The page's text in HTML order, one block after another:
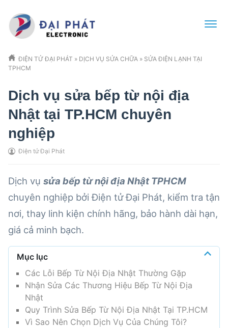
ĐIỆN TỬ ĐẠI PHÁT » DỊCH VỤ SỬA CHỮA » SỬA ĐIỆN LẠNH TẠI
TPHCM
Dịch vụ sửa bếp từ nội địa
Nhật tại TP.HCM chuyên
nghiệp
Điện tử Đại Phát
Dịch vụ sửa bếp từ nội địa Nhật TPHCM
chuyên nghiệp bởi Điện tử Đại Phát, kiểm tra tận
nơi, thay linh kiện chính hãng, bảo hành dài hạn,
giá cả minh bạch.
Mục lục
Các Lỗi Bếp Từ Nội Địa Nhật Thường Gặp
Nhận Sửa Các Thương Hiệu Bếp Từ Nội Địa
Nhật
Quy Trình Sửa Bếp Từ Nội Địa Nhật Tại TP.HCM
Vì Sao Nên Chọn Dịch Vụ Của Chúng Tôi?